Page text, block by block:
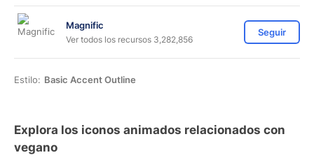
Magnific
Ver todos los recursos 3,282,856
Seguir
Estilo: Basic Accent Outline
Explora los iconos animados relacionados con
vegano